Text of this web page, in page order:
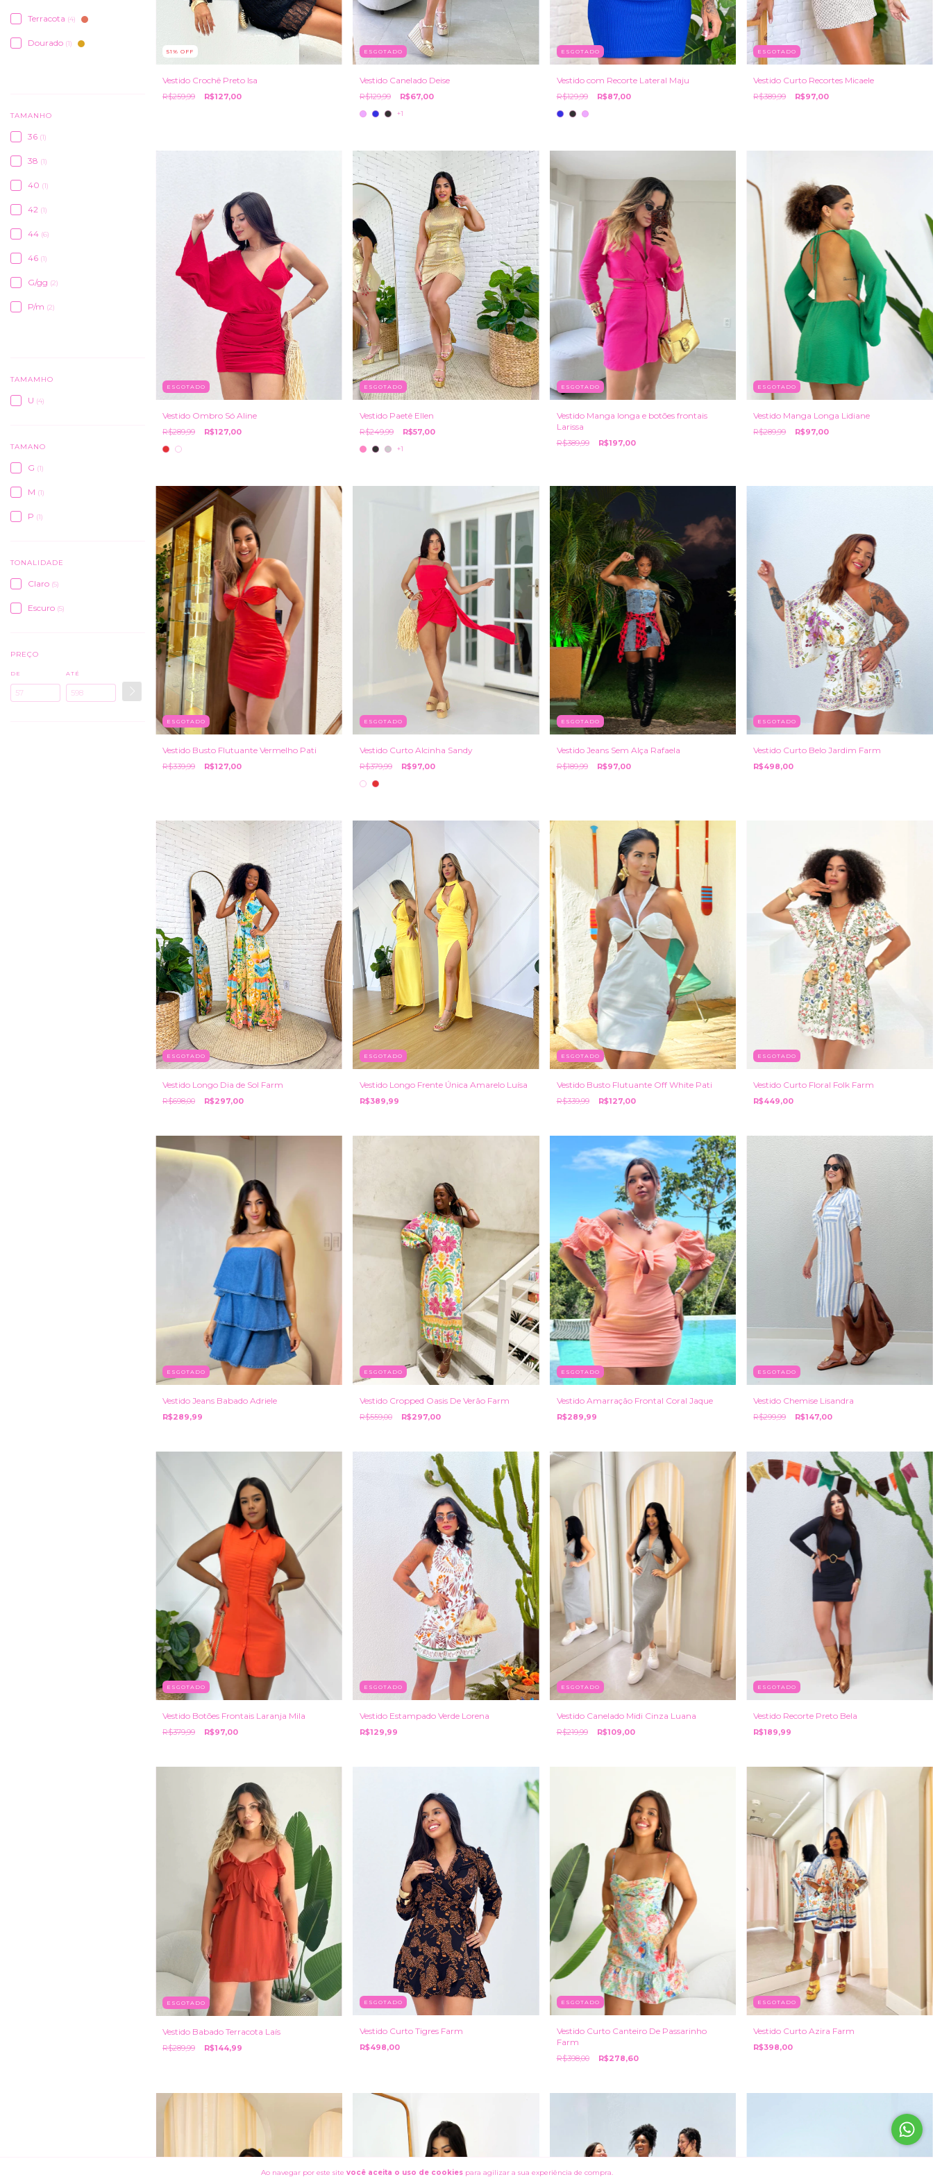
Ao navegar por este site você aceita o uso de cookies para agilizar a sua experiência de compra.
Terracota (4)
Dourado (1)
TAMANHO
36 (1)
38 (1)
40 (1)
42 (1)
44 (6)
46 (1)
G/gg (2)
P/m (2)
TAMAMHO
U (4)
TAMANO
G (1)
M (1)
P (1)
TONALIDADE
Claro (5)
Escuro (5)
PREÇO
DE ATÉ
51 % OFF
Vestido Crochê Preto Isa
R$259,99 R$127,00
ESGOTADO
Vestido Canelado Deise
R$129,99 R$67,00
+1
ESGOTADO
Vestido com Recorte Lateral Maju
R$129,99 R$87,00
ESGOTADO
Vestido Curto Recortes Micaele
R$389,99 R$97,00
ESGOTADO
Vestido Ombro Só Aline
R$289,99 R$127,00
ESGOTADO
Vestido Paetê Ellen
R$249,99 R$57,00
+1
ESGOTADO
Vestido Manga longa e botões frontais
Larissa
R$389,99 R$197,00
ESGOTADO
Vestido Manga Longa Lidiane
R$289,99 R$97,00
ESGOTADO
Vestido Busto Flutuante Vermelho Pati
R$339,99 R$127,00
ESGOTADO
Vestido Curto Alcinha Sandy
R$379,99 R$97,00
ESGOTADO
Vestido Jeans Sem Alça Rafaela
R$189,99 R$97,00
ESGOTADO
Vestido Curto Belo Jardim Farm
R$498,00
ESGOTADO
Vestido Longo Dia de Sol Farm
R$698,00 R$297,00
ESGOTADO
Vestido Longo Frente Única Amarelo Luísa
R$389,99
ESGOTADO
Vestido Busto Flutuante Off White Pati
R$339,99 R$127,00
ESGOTADO
Vestido Curto Floral Folk Farm
R$449,00
ESGOTADO
Vestido Jeans Babado Adriele
R$289,99
ESGOTADO
Vestido Cropped Oasis De Verão Farm
R$559,00 R$297,00
ESGOTADO
Vestido Amarração Frontal Coral Jaque
R$289,99
ESGOTADO
Vestido Chemise Lisandra
R$299,99 R$147,00
ESGOTADO
Vestido Botões Frontais Laranja Mila
R$379,99 R$97,00
ESGOTADO
Vestido Estampado Verde Lorena
R$129,99
ESGOTADO
Vestido Canelado Midi Cinza Luana
R$219,99 R$109,00
ESGOTADO
Vestido Recorte Preto Bela
R$189,99
ESGOTADO
Vestido Babado Terracota Laís
R$289,99 R$144,99
ESGOTADO
Vestido Curto Tigres Farm
R$498,00
ESGOTADO
Vestido Curto Canteiro De Passarinho
Farm
R$398,00 R$278,60
ESGOTADO
Vestido Curto Azira Farm
R$398,00